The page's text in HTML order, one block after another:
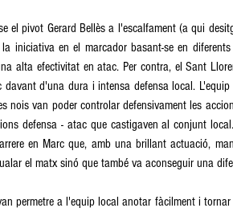
el pivot Gerard Bellès a l'escalfament (a qui
iniciativa en el marcador basant-se en diferents
alta efectivitat en atac. Per contra, el Sant
d'una dura i intensa defensa local.
van poder controlar defensivament les
defensa - atac que castigaven al conjunt
en Marc que, amb una brillant actuació,
el matx sinó que també va aconseguir una
permetre a l'equip local anotar fàcilment i